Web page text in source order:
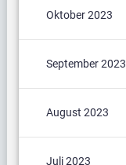
Oktober 2023
September 2023
August 2023
Juli 2023